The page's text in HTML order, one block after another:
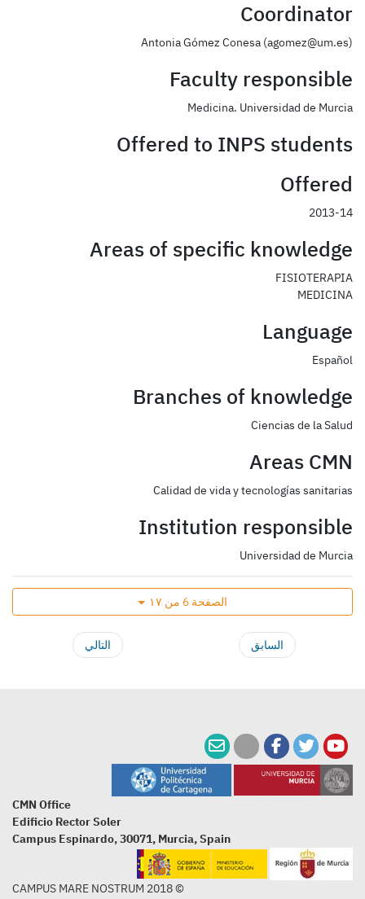
Coordinator
Antonia Gómez Conesa (agomez@um.es)
Faculty responsible
Medicina. Universidad de Murcia
Offered to INPS students
Offered
2013-14
Areas of specific knowledge
FISIOTERAPIA
MEDICINA
Language
Español
Branches of knowledge
Ciencias de la Salud
Areas CMN
Calidad de vida y tecnologías sanitarias
Institution responsible
Universidad de Murcia
الصفحة 6 من ١٧
السابق التالي
CMN Office
Edificio Rector Soler
Campus Espinardo, 30071, Murcia, Spain
© 2018 CAMPUS MARE NOSTRUM